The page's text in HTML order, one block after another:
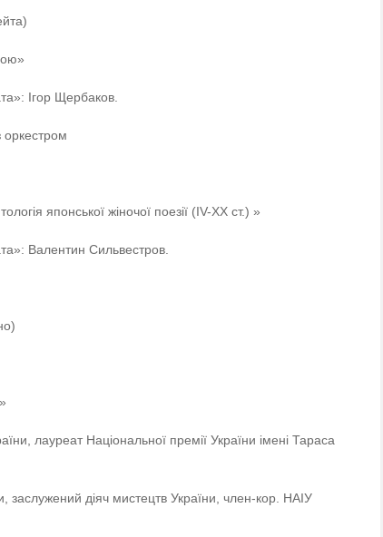
Ігор Щербаков.
японської жіночої поезії (IV-XX ст.) »
Валентин Сильвестров.
лауреат Національної премії України імені Тараса
заслужений діяч мистецтв України, член-кор. НАІУ